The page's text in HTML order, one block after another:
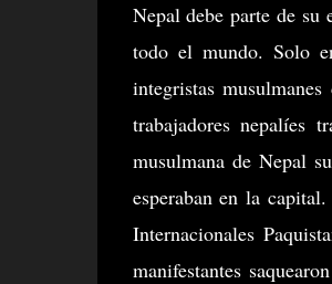
Nepal debe parte de su
todo el mundo. Solo
integristas
trabajadores nepalíes
musulmana de Nepal
esperaban en la
Internacionales
manifestantes